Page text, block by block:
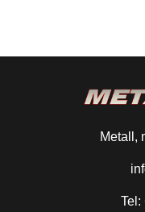
Metall,
Tel: